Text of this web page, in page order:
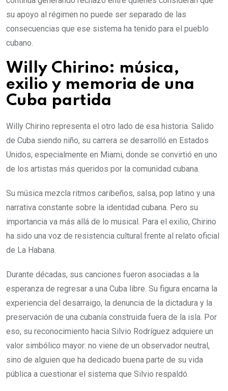
su apoyo al régimen no puede ser separado de las
consecuencias que ese sistema ha tenido para el pueblo
cubano.
Willy Chirino: música,
exilio y memoria de una
Cuba partida
Willy Chirino representa el otro lado de esa historia. Salido
de Cuba siendo niño, su carrera se desarrolló en Estados
Unidos, especialmente en Miami, donde se convirtió en uno
de los artistas más queridos por la comunidad cubana.
Su música mezcla ritmos caribeños, salsa, pop latino y una
narrativa constante sobre la identidad cubana. Pero su
importancia va más allá de lo musical. Para el exilio, Chirino
ha sido una voz de resistencia cultural frente al relato oficial
de La Habana.
Durante décadas, sus canciones fueron asociadas a la
esperanza de regresar a una Cuba libre. Su figura encarna la
experiencia del desarraigo, la denuncia de la dictadura y la
preservación de una cubanía construida fuera de la isla. Por
eso, su reconocimiento hacia Silvio Rodríguez adquiere un
valor simbólico mayor: no viene de un observador neutral,
sino de alguien que ha dedicado buena parte de su vida
pública a cuestionar el sistema que Silvio respaldó.